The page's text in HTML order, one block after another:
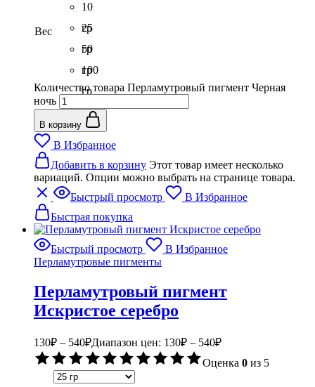
Вес
10
гр
25
гр
50
гр
100
гр
Количество товара Перламутровый пигмент Черная
ночь
В корзину
В Избранное
Добавить в корзину Этот товар имеет несколько
вариаций. Опции можно выбрать на странице товара.
Быстрый просмотр
В Избранное
Быстрая покупка
Быстрый просмотр
В Избранное
Перламутровые пигменты
Перламутровый пигмент
Искристое серебро
130₽ – 540₽Диапазон цен: 130₽ – 540₽
Оценка 0 из 5